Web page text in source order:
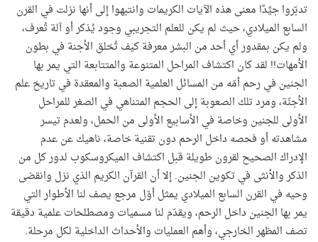
تدبّروا جيِّدًا معنى هذه الآيات الكريمات وانتبهوا إلى أنها نزلت في القرن
السابع الميلادي، حيث لم يكن للعلم التجريبي وجود يُذكر أو آلة تُعرف،
ولم يكن بمقدور أي أحد من البشر معرفة كيف تُخلق الأجنة في بطون
الأمهات!! لقد كان اكتشاف المراحل المتنوعة والمتتابعة التي يمر بها
الجنين في رحم أمّه من المسائل العلمية الصعبة والمعقدة في تاريخ علم
الأجنّة، ومرد تلك الصعوبة إلى الحجم المتناهي في الصغر للمراحل
الأولى للجنين وخاصة في الأسابيع الأولى من الحمل، ولعدم تيسر
مشاهدته أو فحصه داخل الرحم دون تقنية خاصة، ناهيك عن عدم
الإدراك الصحيح لقرون طويلة قبل اكتشاف الميكروسكوب لدور كل من
الذكر والأنثى في تكوين الجنين. إلا أن القرآن الكريم الذي نزل وانقضى
وحيه في القرن السابع الميلادي يمثل أوّل مرجع يصف لنا الأطوار التي
يمر بها الجنين داخل الرحم، ويقدّم لنا مسميات ومصطلحات علمية دقيقة
تصف المظهر الخارجي، وأهم العمليات والأحداث الداخلية لكل مرحلة.